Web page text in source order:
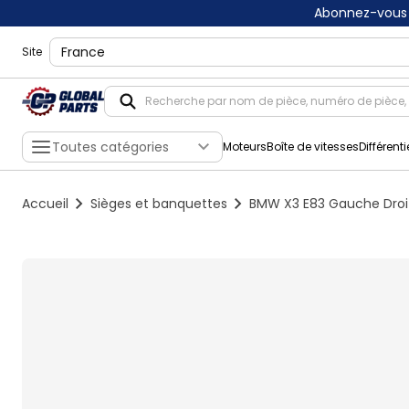
Abonnez-
Site shippingLocation
Toutes catégories MoteursBoîte de vitesses
Accueil Sièges et banquettes BMW X3 E83 Gauche